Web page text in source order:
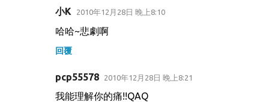
小K 2010年12月28日 晚上8:10
哈哈~悲劇啊
回覆
pcp55578 2010年12月28日 晚上8:21
我能理解你的痛!!QAQ